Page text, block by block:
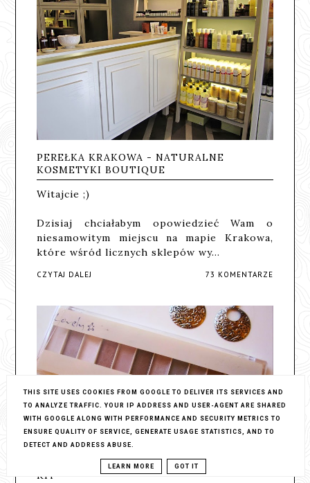
PEREŁKA KRAKOWA - NATURALNE
KOSMETYKI BOUTIQUE
Witajcie ;)
Dzisiaj chciałabym opowiedzieć Wam o
niesamowitym miejscu na mapie Krakowa,
które wśród licznych sklepów wy…
CZYTAJ DALEJ 73 KOMENTARZE
PALETKA CIENI LOVELY - NUDE MAKE UP
KIT
THIS SITE USES COOKIES FROM GOOGLE TO DELIVER ITS SERVICES AND
TO ANALYZE TRAFFIC. YOUR IP ADDRESS AND USER-AGENT ARE SHARED
WITH GOOGLE ALONG WITH PERFORMANCE AND SECURITY METRICS TO
ENSURE QUALITY OF SERVICE, GENERATE USAGE STATISTICS, AND TO
DETECT AND ADDRESS ABUSE.
LEARN MORE GOT IT